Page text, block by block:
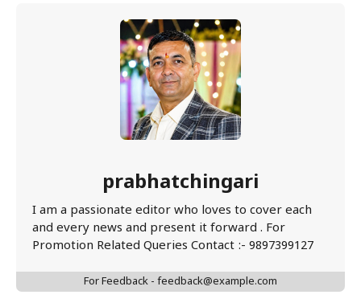
prabhatchingari
I am a passionate editor who loves to cover each
and every news and present it forward . For
Promotion Related Queries Contact :- 9897399127
For Feedback - feedback@example.com